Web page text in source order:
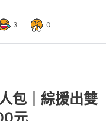
3 0
包｜綜援出雙